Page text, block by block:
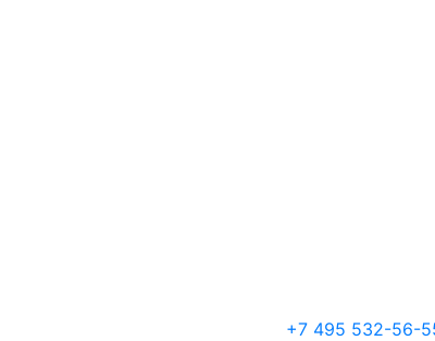
+7 495 532-56-